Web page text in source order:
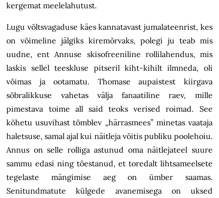
kergemat meelelahutust.
Lugu võltsvagaduse käes kannatavast jumalateenrist, kes
on võimeline jälgiks kiremõrvaks, polegi ju teab mis
uudne, ent Annuse skisofreeniline rollilahendus, mis
laskis sellel teeskluse pitseril kiht-kihilt ilmneda, oli
võimas ja ootamatu. Thomase aupaistest kiirgava
sõbralikkuse vahetas välja fanaatiline raev, mille
pimestava toime all said teoks verised roimad. See
kõhetu usuvihast tõmblev „härrasmees” minetas vaataja
haletsuse, samal ajal kui näitleja võitis publiku poolehoiu.
Annus on selle rolliga astunud oma näitlejateel suure
sammu edasi ning tõestanud, et toredalt lihtsameelsete
tegelaste mängimise aeg on ümber saamas.
Senitundmatute külgede avanemisega on uksed